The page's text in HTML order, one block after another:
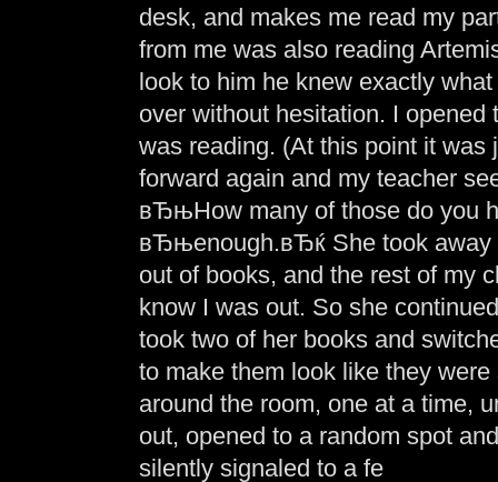
desk, and makes me read my
from me was also reading
look to him he knew exactly
over without hesitation. I
was reading. (At this point it
forward again and my teacher
вЂњHow many of those do you
вЂњenough.вЂќ She took away
out of books, and the rest of
know I was out. So she
took two of her books and
to make them look like they
around the room, one at a time,
out, opened to a random spot
silently signaled to a fe